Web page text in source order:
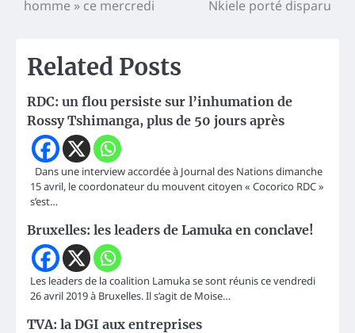
l’article
homme » ce mercredi
Nkiele porté disparu
Related Posts
RDC: un flou persiste sur l’inhumation de
Rossy Tshimanga, plus de 50 jours après
Dans une interview accordée à Journal des Nations dimanche
15 avril, le coordonateur du mouvent citoyen « Cocorico RDC »
s’est…
Bruxelles: les leaders de Lamuka en conclave!
Les leaders de la coalition Lamuka se sont réunis ce vendredi
26 avril 2019 à Bruxelles. Il s’agit de Moise…
TVA: la DGI aux entreprises